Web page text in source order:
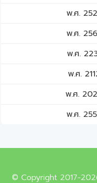
พ.ศ.
พ.ศ.
พ.ศ.
พ.ศ.
พ.ศ.
พ.ศ.
© Copyright 2017-